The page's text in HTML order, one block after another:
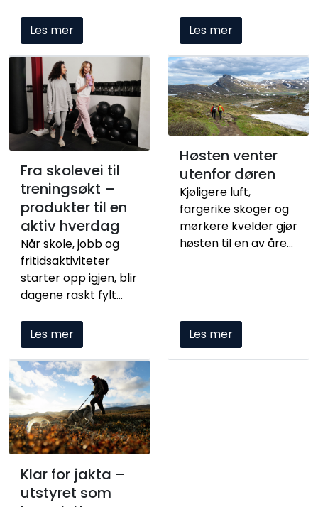
for alle som er i
aktivitet: væske er
ikke bare viktig – det
er avgjørende.Nå er
den nye identiteten
lansert – og
tilgjengelig i Norge.
Les mer Les mer
Fra skolevei til
treningsøkt –
produkter til en
aktiv hverdag
Når skole, jobb og
fritidsaktiviteter
starter opp igjen, blir
dagene raskt fylt
gjøremål. Produkter
til mat, drikke og
synlighet kan gjøre
det enklere å holde
tempoet oppe – fra
morgenens første
avgang til dagens
siste treningsøkt.
Les mer
Høsten venter
utenfor døren
Kjøligere luft,
fargerike skoger og
mørkere kvelder gjør
høsten til en av årets
fottøy, lys og
turutstyr gjøre
opplevelsen både
Les mer
Klar for jakta –
utstyret som